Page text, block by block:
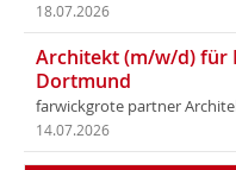
18.07.2026
Architekt (m/w/d) für
Dortmund
farwickgrote partner
14.07.2026